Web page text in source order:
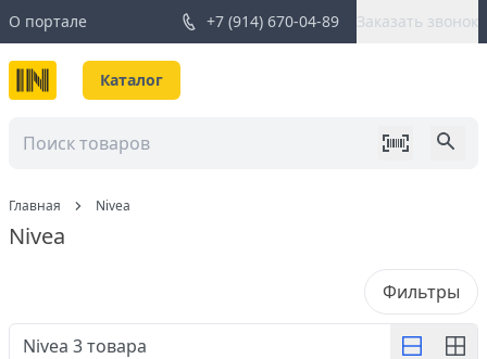
О портале +7 (914) 670-04-89 Заказать звонок
Каталог
Главная Nivea
Nivea
Фильтры
Nivea 3товара